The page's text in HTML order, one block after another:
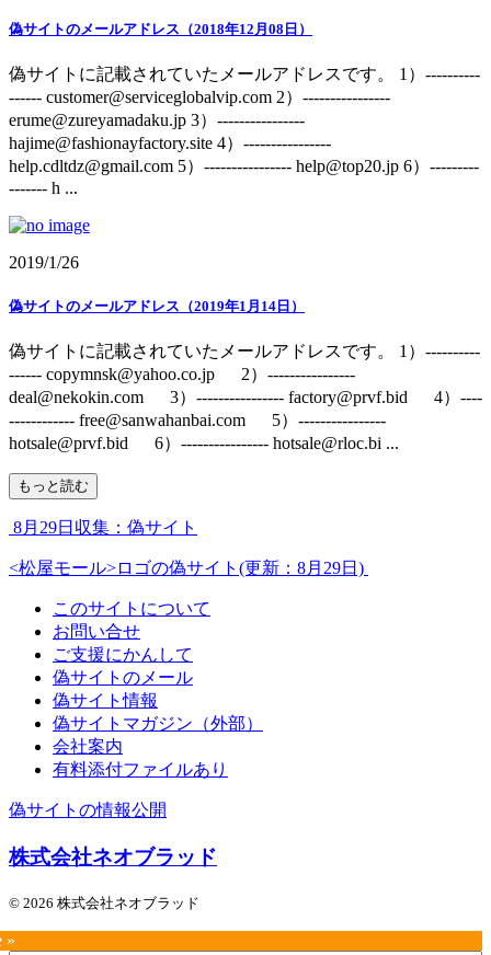
偽サイトのメールアドレス（2018年12月08日）
偽サイトに記載されていたメールアドレスです。 1）----------
------ customer@serviceglobalvip.com 2）----------------
erume@zureyamadaku.jp 3）----------------
hajime@fashionayfactory.site 4）----------------
help.cdltdz@gmail.com 5）---------------- help@top20.jp 6）---------
------- h ...
2019/1/26
偽サイトのメールアドレス（2019年1月14日）
偽サイトに記載されていたメールアドレスです。 1）----------
------ copymnsk@yahoo.co.jp 2）----------------
deal@nekokin.com 3）---------------- factory@prvf.bid 4）----
------------ free@sanwahanbai.com 5）----------------
hotsale@prvf.bid 6）---------------- hotsale@rloc.bi ...
もっと読む
8月29日収集：偽サイト
<松屋モール>ロゴの偽サイト(更新：8月29日)
このサイトについて
お問い合せ
ご支援にかんして
偽サイトのメール
偽サイト情報
偽サイトマガジン（外部）
会社案内
有料添付ファイルあり
偽サイトの情報公開
株式会社ネオブラッド
© 2026 株式会社ネオブラッド
»